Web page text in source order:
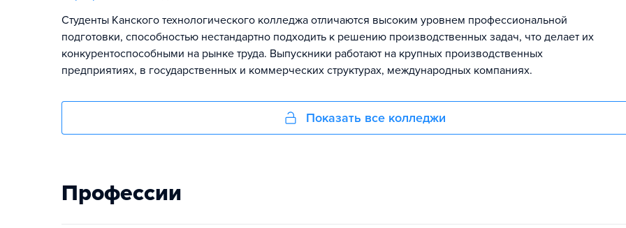
Студенты Канского технологического колледжа отличаются высоким уровнем профессиональной
подготовки, способностью нестандартно подходить к решению производственных задач, что делает их
конкурентоспособными на рынке труда. Выпускники работают на крупных производственных
предприятиях, в государственных и коммерческих структурах, международных компаниях.
Показать все колледжи
Профессии